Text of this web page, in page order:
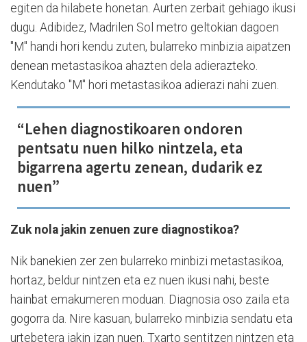
egiten da hilabete honetan. Aurten zerbait gehiago ikusi
dugu. Adibidez, Madrilen Sol metro geltokian dagoen
"M" handi hori kendu zuten, bularreko minbizia aipatzen
denean metastasikoa ahazten dela adierazteko.
Kendutako "M" hori metastasikoa adierazi nahi zuen.
“Lehen diagnostikoaren ondoren
pentsatu nuen hilko nintzela, eta
bigarrena agertu zenean, dudarik ez
nuen”
Zuk nola jakin zenuen zure diagnostikoa?
Nik banekien zer zen bularreko minbizi metastasikoa,
hortaz, beldur nintzen eta ez nuen ikusi nahi, beste
hainbat emakumeren moduan. Diagnosia oso zaila eta
gogorra da. Nire kasuan, bularreko minbizia sendatu eta
urtebetera jakin izan nuen. Txarto sentitzen nintzen eta